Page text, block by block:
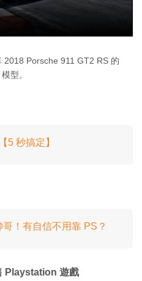
2018 Porsche 911 GT2 RS 的
型。
5 秒搞定】
哥！有自信不用靠 PS？
Playstation 遊戲